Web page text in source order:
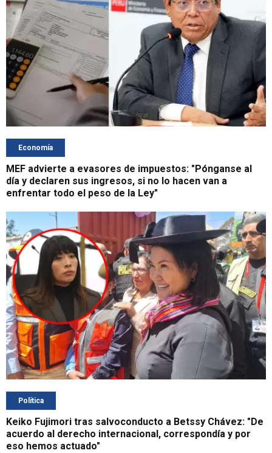
Economía
MEF advierte a evasores de impuestos: "Pónganse al
día y declaren sus ingresos, si no lo hacen van a
enfrentar todo el peso de la Ley"
Política
Keiko Fujimori tras salvoconducto a Betssy Chávez: "De
acuerdo al derecho internacional, correspondía y por
eso hemos actuado"